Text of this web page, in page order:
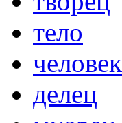
тело
человек
делец